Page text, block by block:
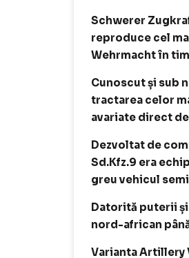
Schwerer
reproduce cel
Wehrmacht în
Cunoscut și sub
tractarea celor
avariate direct
Dezvoltat de
Sd.Kfz.9 era
greu vehicul
Datorită puterii
nord-african
Varianta